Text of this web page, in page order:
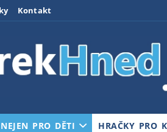
Kontakt
PRO DĚTI HRAČKY PRO